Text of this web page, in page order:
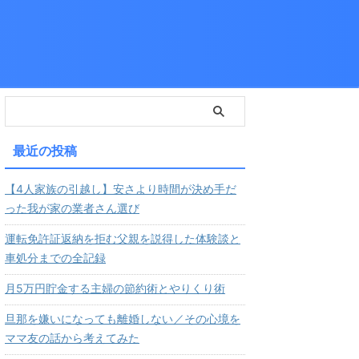
最近の投稿
【4人家族の引越し】安さより時間が決め手だ
った我が家の業者さん選び
運転免許証返納を拒む父親を説得した体験談と
車処分までの全記録
月5万円貯金する主婦の節約術とやりくり術
旦那を嫌いになっても離婚しない／その心境を
ママ友の話から考えてみた